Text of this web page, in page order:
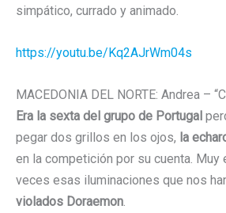
simpático, currado y animado.
https://youtu.be/Kq2AJrWm04s
MACEDONIA DEL NORTE: Andrea –
Era la sexta del grupo de Portugal
pegar dos grillos en los ojos, la
en la competición por su cuenta. Muy
veces esas iluminaciones que nos
violados Doraemon